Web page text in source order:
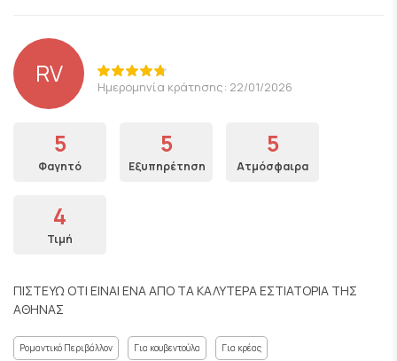
RV Ημερομηνία κράτησης: 22/01/2026
5
Φαγητό
5
Εξυπηρέτηση
5
Ατμόσφαιρα
4
Τιμή
ΠΙΣΤΕΥΩ ΟΤΙ ΕΙΝΑΙ ΕΝΑ ΑΠΟ ΤΑ ΚΑΛΥΤΕΡΑ ΕΣΤΙΑΤΟΡΙΑ ΤΗΣ
ΑΘΗΝΑΣ
Ρομαντικό Περιβάλλον Για κουβεντούλα Για κρέας